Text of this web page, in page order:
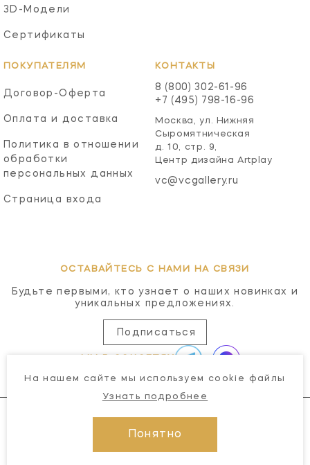
3D-Модели
Сертификаты
ПОКУПАТЕЛЯМ
Договор-Оферта
Оплата и доставка
Политика в отношении
обработки
персональных данных
Страница входа
КОНТАКТЫ
8 (800) 302-61-96
+7 (495) 798-16-96
Москва, ул. Нижняя
Сыромятническая
д. 10, стр. 9,
Центр дизайна Artplay
vc@vcgallery.ru
ОСТАВАЙТЕСЬ С НАМИ НА СВЯЗИ
Будьте первыми, кто узнает о наших новинках и
уникальных предложениях.
Подписаться
© 2026 Visual Comfort Gallery
На нашем сайте мы используем cookie файлы
Узнать подробнее
Понятно